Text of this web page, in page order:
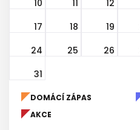
10 11 12
17
18 19
24
25 26
31
DOMÁCÍ ZÁPAS
AKCE